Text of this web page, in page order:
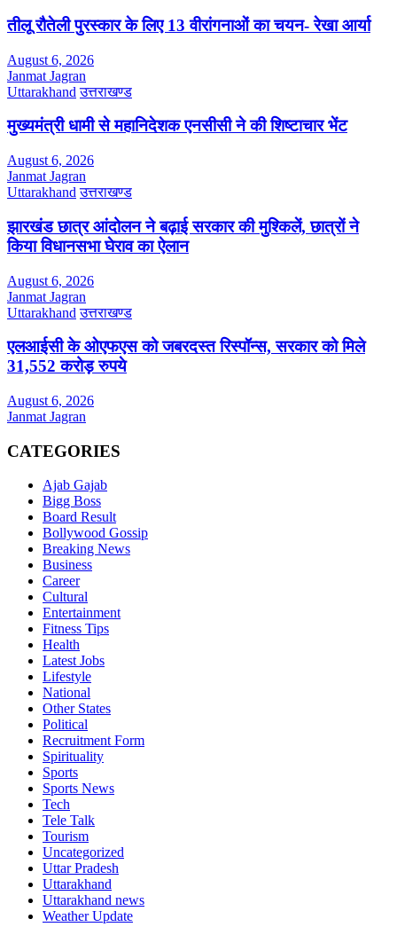
तीलू रौतेली पुरस्कार के लिए 13 वीरांगनाओं का चयन- रेखा आर्या
August 6, 2026
Janmat Jagran
Uttarakhand उत्तराखण्ड
मुख्यमंत्री धामी से महानिदेशक एनसीसी ने की शिष्टाचार भेंट
August 6, 2026
Janmat Jagran
Uttarakhand उत्तराखण्ड
झारखंड छात्र आंदोलन ने बढ़ाई सरकार की मुश्किलें, छात्रों ने
किया विधानसभा घेराव का ऐलान
August 6, 2026
Janmat Jagran
Uttarakhand उत्तराखण्ड
एलआईसी के ओएफएस को जबरदस्त रिस्पॉन्स, सरकार को मिले
31,552 करोड़ रुपये
August 6, 2026
Janmat Jagran
CATEGORIES
Ajab Gajab
Bigg Boss
Board Result
Bollywood Gossip
Breaking News
Business
Career
Cultural
Entertainment
Fitness Tips
Health
Latest Jobs
Lifestyle
National
Other States
Political
Recruitment Form
Spirituality
Sports
Sports News
Tech
Tele Talk
Tourism
Uncategorized
Uttar Pradesh
Uttarakhand
Uttarakhand news
Weather Update